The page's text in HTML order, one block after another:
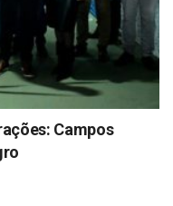
Campos